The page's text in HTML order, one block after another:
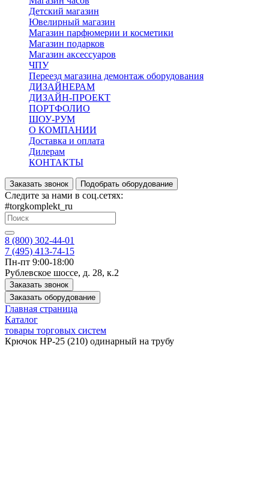
Детский магазин
Ювелирный магазин
Магазин парфюмерии и косметики
Магазин подарков
Магазин аксессуаров
ЧПУ
Переезд магазина демонтаж оборудования
ДИЗАЙНЕРАМ
ДИЗАЙН-ПРОЕКТ
ПОРТФОЛИО
ШОУ-РУМ
О КОМПАНИИ
Доставка и оплата
Дилерам
КОНТАКТЫ
Заказать звонок Подобрать оборудование
Следите за нами в соц.сетях:
#torgkomplekt_ru
8 (800) 302-44-01
7 (495) 413-74-15
Пн-пт 9:00-18:00
Рублевское шоссе, д. 28, к.2
Заказать звонок
Заказать оборудование
Главная страница
Каталог
товары торговых систем
Крючок HP-25 (210) одинарный на трубу